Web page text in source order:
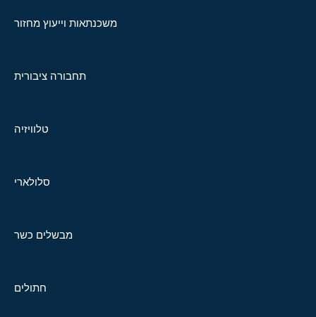
משכנתאות וייעוץ מחזור
תחבורה ציבורית
טלוויזיה
סלולארי
מבשלים כשר
חתולים